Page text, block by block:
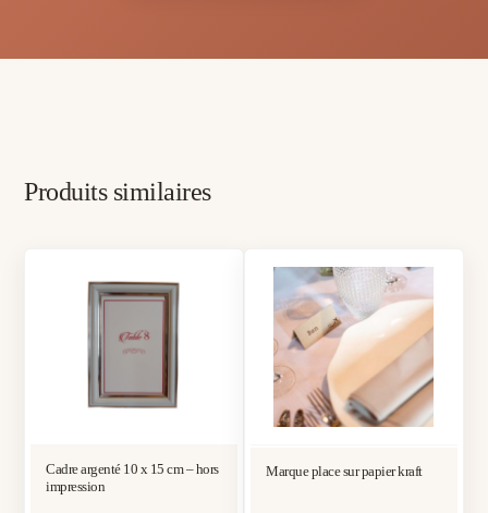
Produits similaires
Cadre argenté 10 x 15 cm – hors
impression
Marque place sur papier kraft